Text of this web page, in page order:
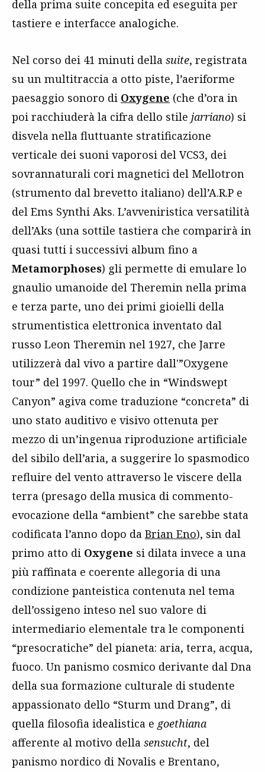
della prima suite concepita ed eseguita per
tastiere e interfacce analogiche.
Nel corso dei 41 minuti della suite, registrata
su un multitraccia a otto piste, l’aeriforme
paesaggio sonoro di Oxygene (che d’ora in
poi racchiuderà la cifra dello stile jarriano) si
disvela nella fluttuante stratificazione
verticale dei suoni vaporosi del VCS3, dei
sovrannaturali cori magnetici del Mellotron
(strumento dal brevetto italiano) dell’A.R.P e
del Ems Synthi Aks. L’avveniristica versatilità
dell’Aks (una sottile tastiera che comparirà in
quasi tutti i successivi album fino a
Metamorphoses) gli permette di emulare lo
gnaulio umanoide del Theremin nella prima
e terza parte, uno dei primi gioielli della
strumentistica elettronica inventato dal
russo Leon Theremin nel 1927, che Jarre
utilizzerà dal vivo a partire dall'”Oxygene
tour” del 1997. Quello che in “Windswept
Canyon” agiva come traduzione “concreta” di
uno stato auditivo e visivo ottenuta per
mezzo di un’ingenua riproduzione artificiale
del sibilo dell’aria, a suggerire lo spasmodico
refluire del vento attraverso le viscere della
terra (presago della musica di commento-
evocazione della “ambient” che sarebbe stata
codificata l’anno dopo da Brian Eno), sin dal
primo atto di Oxygene si dilata invece a una
più raffinata e coerente allegoria di una
condizione panteistica contenuta nel tema
dell’ossigeno inteso nel suo valore di
intermediario elementale tra le componenti
“presocratiche” del pianeta: aria, terra, acqua,
fuoco. Un panismo cosmico derivante dal Dna
della sua formazione culturale di studente
appassionato dello “Sturm und Drang”, di
quella filosofia idealistica e goethiana
afferente al motivo della sensucht, del
panismo nordico di Novalis e Brentano,